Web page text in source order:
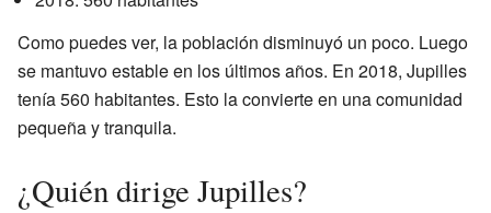
Como puedes ver, la población disminuyó un poco. Luego
se mantuvo estable en los últimos años. En 2018, Jupilles
tenía 560 habitantes. Esto la convierte en una comunidad
pequeña y tranquila.
¿Quién dirige Jupilles?